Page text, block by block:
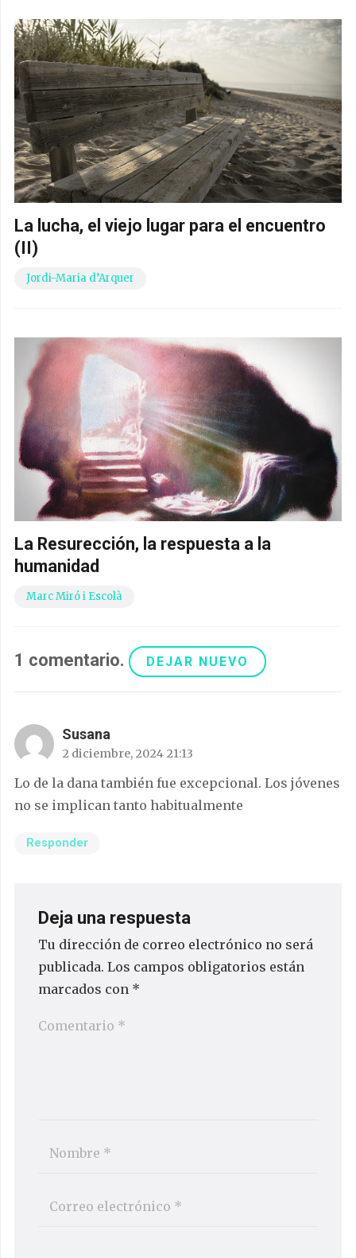
La lucha, el viejo lugar para el encuentro
(II)
Jordi-Maria d’Arquer
La Resurección, la respuesta a la
humanidad
Marc Miró i Escolà
1 comentario. DEJAR NUEVO
Susana
2 diciembre, 2024 21:13
Lo de la dana también fue excepcional. Los jóvenes
no se implican tanto habitualmente
Responder
Deja una respuesta
Tu dirección de correo electrónico no será
publicada. Los campos obligatorios están
marcados con *